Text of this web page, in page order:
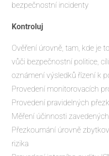
bezpečnostní incidenty
Kontroluj
Ověření úrovně, tam, kde je
vůči bezpečnostní politice,
oznámení výsledků řízení k
Provedení monitorovacích
Provedení pravidelných
Měření účinnosti
Přezkoumání úrovně
rizika